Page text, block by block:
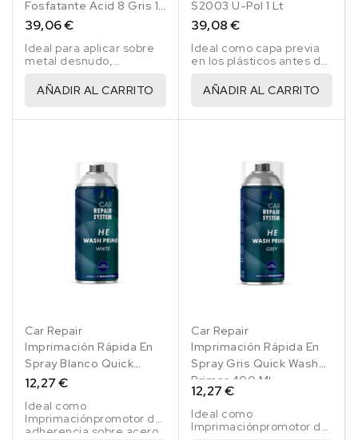
Fosfatante Acid 8 Gris 1
Lt
39,06 €
Ideal para aplicar sobre
metal desnudo,
galvanizado o imprimado
en zinc, Pintura ya
poliester y fibra de vidrio
AÑADIR AL CARRITO
S2003 U-Pol 1 Lt
39,08 €
Ideal como capa previa
en los plásticos antes del
AÑADIR AL CARRITO
Car Repair
Imprimación Rápida En
Spray Blanco Quick
Wash Primer 400 Ml
12,27 €
Ideal como
Imprimaciónpromotor de
adherencia sobre acero,
Car Repair
Imprimación Rápida En
Spray Gris Quick Wash
Primer 400 Ml
12,27 €
Ideal como
Imprimaciónpromotor de